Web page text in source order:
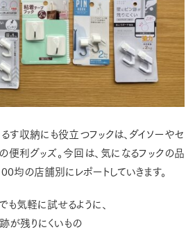
す収納にも役立つフックは、ダイソーやセ
利グッズ。今回は、気になるフックの品
均の店舗別にレポートしていきます。
気軽に試せるように、
が残りにくいもの